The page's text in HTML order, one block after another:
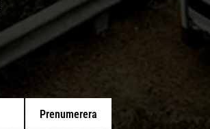
Prenumerera